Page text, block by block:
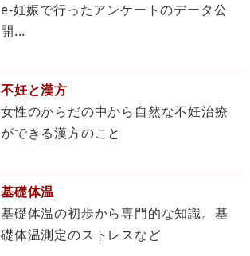
e-妊娠で行ったアンケートのデータ公
開...
不妊と漢方
女性のからだの中から自然な不妊治療
ができる漢方のこと
基礎体温
基礎体温の初歩から専門的な知識。基
礎体温測定のストレスなど